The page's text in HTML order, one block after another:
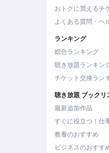
おトクに買えるチ
よくある質問・ヘ
ランキング
総合ランキング
聴き放題ランキン
チケット交換ラン
聴き放題 ブックリ
最新追加作品
すぐに役立つ！仕
教養のおすすめ
ビジネスのおすす